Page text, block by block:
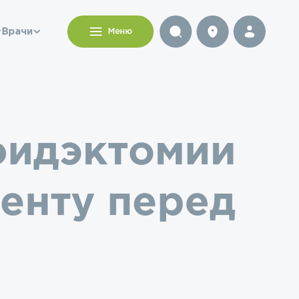
Врачи Меню
перед